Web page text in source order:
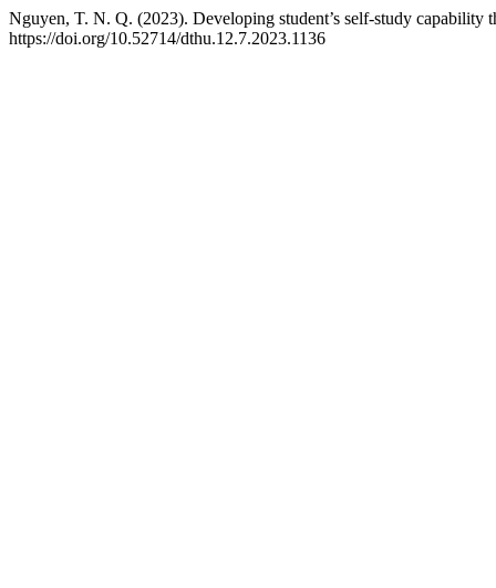
Nguyen, T. N. Q. (2023). Developing student’s self-study
https://doi.org/10.52714/dthu.12.7.2023.1136